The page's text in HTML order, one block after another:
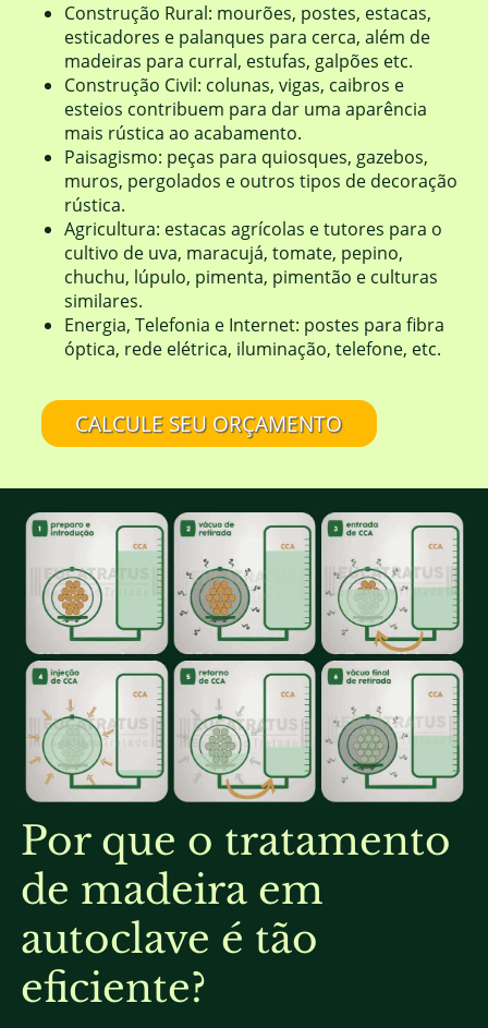
Construção Rural: mourões, postes, estacas,
esticadores e palanques para cerca, além de
madeiras para curral, estufas, galpões etc.
Construção Civil: colunas, vigas, caibros e
esteios contribuem para dar uma aparência
mais rústica ao acabamento.
Paisagismo: peças para quiosques, gazebos,
muros, pergolados e outros tipos de decoração
rústica.
Agricultura: estacas agrícolas e tutores para o
cultivo de uva, maracujá, tomate, pepino,
chuchu, lúpulo, pimenta, pimentão e culturas
similares.
Energia, Telefonia e Internet: postes para fibra
óptica, rede elétrica, iluminação, telefone, etc.
CALCULE SEU ORÇAMENTO
Por que o tratamento
de madeira em
autoclave é tão
eficiente?